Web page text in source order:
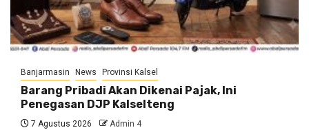
Banjarmasin News Provinsi Kalsel
Barang Pribadi Akan Dikenai Pajak, Ini
Penegasan DJP Kalselteng
7 Agustus 2026 Admin 4